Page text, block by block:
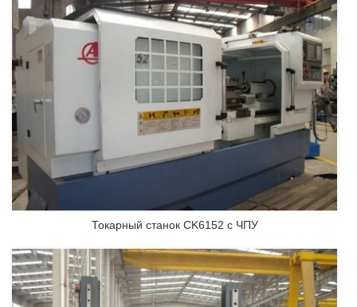
Токарный станок CK6152 с ЧПУ